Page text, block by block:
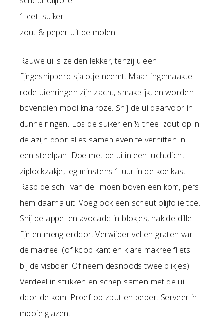
1 eetl suiker
zout & peper uit de molen
Rauwe ui is zelden lekker, tenzij u een
fijngesnipperd sjalotje neemt. Maar ingemaakte
rode uienringen zijn zacht, smakelijk, en worden
bovendien mooi knalroze. Snij de ui daarvoor in
dunne ringen. Los de suiker en ½ theel zout op in
de azijn door alles samen even te verhitten in
een steelpan. Doe met de ui in een luchtdicht
ziplockzakje, leg minstens 1 uur in de koelkast.
Rasp de schil van de limoen boven een kom, pers
hem daarna uit. Voeg ook een scheut olijfolie toe.
Snij de appel en avocado in blokjes, hak de dille
fijn en meng erdoor. Verwijder vel en graten van
de makreel (of koop kant en klare makreelfilets
bij de visboer. Of neem desnoods twee blikjes).
Verdeel in stukken en schep samen met de ui
door de kom. Proef op zout en peper. Serveer in
mooie glazen.